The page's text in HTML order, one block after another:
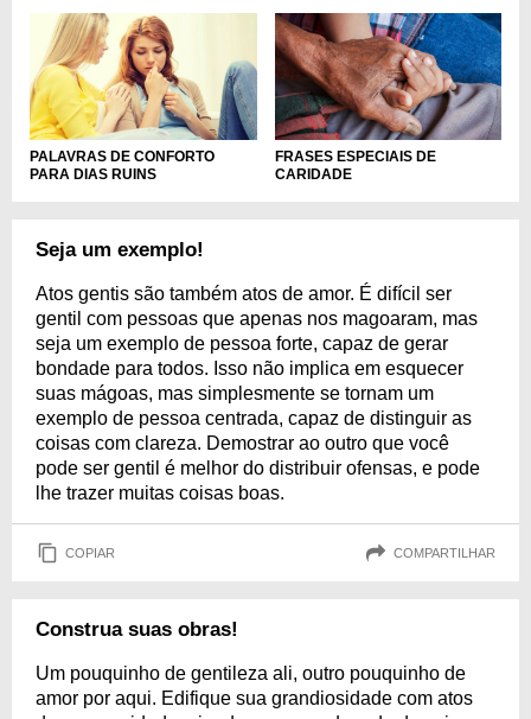
PALAVRAS DE CONFORTO
PARA DIAS RUINS
FRASES ESPECIAIS DE
CARIDADE
Seja um exemplo!
Atos gentis são também atos de amor. É difícil ser
gentil com pessoas que apenas nos magoaram, mas
seja um exemplo de pessoa forte, capaz de gerar
bondade para todos. Isso não implica em esquecer
suas mágoas, mas simplesmente se tornam um
exemplo de pessoa centrada, capaz de distinguir as
coisas com clareza. Demostrar ao outro que você
pode ser gentil é melhor do distribuir ofensas, e pode
lhe trazer muitas coisas boas.
COPIAR COMPARTILHAR
Construa suas obras!
Um pouquinho de gentileza ali, outro pouquinho de
amor por aqui. Edifique sua grandiosidade com atos